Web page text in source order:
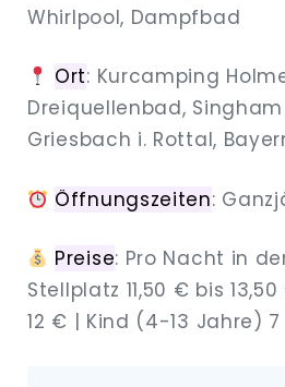
Whirlpool, Dampfbad
Ort: Kurcamping
Dreiquellenbad,
Griesbach i. Rottal,
Öffnungszeiten:
Preise: Pro Nacht in
Stellplatz 11,50 € bis
12 € | Kind (4-13 Jahre)